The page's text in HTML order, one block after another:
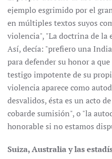
ejemplo esgrimido por el
en múltiples textos suyos
violencia", "La doctrina de la
Así, decía: "prefiero una
para defender su honor a
testigo impotente de su
violencia aparece como
desvalidos, ésta es un acto
cobarde sumisión", o "la
honorable si no estamos
Suiza, Australia y las